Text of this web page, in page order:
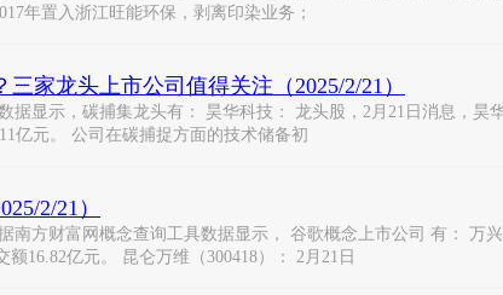
年置入浙江旺能环保，剥离印染业务；
家龙头上市公司值得关注（2025/2/21）
据显示，碳捕集龙头有： 昊华科技： 龙头股，2月21日消息，昊
亿元。 公司在碳捕捉方面的技术储备初
2/21）
南方财富网概念查询工具数据显示， 谷歌概念上市公司 有： 万
额16.82亿元。 昆仑万维（300418）： 2月21日